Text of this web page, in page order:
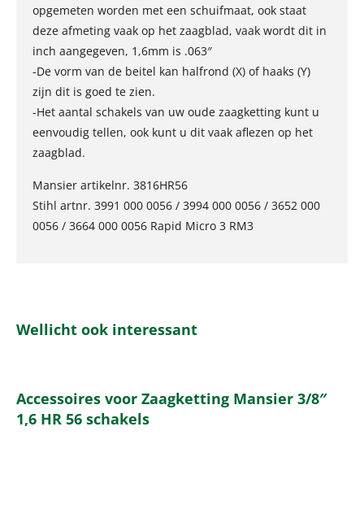
opgemeten worden met een schuifmaat, ook staat
deze afmeting vaak op het zaagblad, vaak wordt dit in
inch aangegeven, 1,6mm is .063″
-De vorm van de beitel kan halfrond (X) of haaks (Y)
zijn dit is goed te zien.
-Het aantal schakels van uw oude zaagketting kunt u
eenvoudig tellen, ook kunt u dit vaak aflezen op het
zaagblad.
Mansier artikelnr. 3816HR56
Stihl artnr. 3991 000 0056 / 3994 000 0056 / 3652 000
0056 / 3664 000 0056 Rapid Micro 3 RM3
Wellicht ook interessant
Accessoires voor Zaagketting Mansier 3/8″
1,6 HR 56 schakels